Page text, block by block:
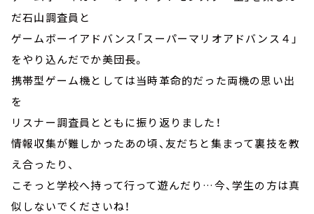
だ石山調査員と
ゲームボーイアドバンス「スーパーマリオアドバンス４」
をやり込んだでか美団長。
携帯型ゲーム機としては当時革命的だった両機の思い出
を
リスナー調査員とともに振り返りました！
情報収集が難しかったあの頃、友だちと集まって裏技を教
え合ったり、
こそっと学校へ持って行って遊んだり…今、学生の方は真
似しないでくださいね！